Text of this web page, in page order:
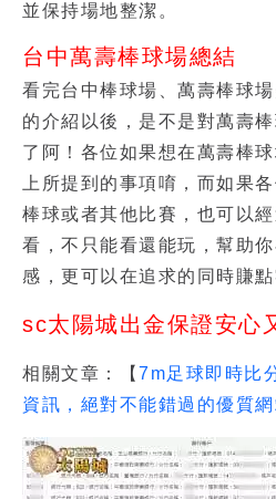
並保持場地整潔。
台中萬壽棒球場總結
看完台中棒球場、萬壽棒球
的介紹以後，是不是對萬壽
了阿！各位如果想在萬壽棒
上所提到的事項唷，而如果
棒球或者其他比賽，也可以經
看，不只能看還能玩，幫助
感，更可以在追求的同時賺點
sc太陽城出金保證安心
相關文章：【 7m足球即時比
資訊，絕對不能錯過的優質網